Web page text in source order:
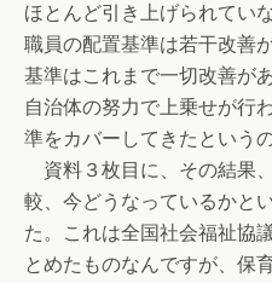
ほとんど引き上げられてい
職員の配置基準は若干改善
基準はこれまで一切改善が
自治体の努力で上乗せが行
準をカバーしてきたという
資料３枚目に、その結果
較、今どうなっているかと
た。これは全国社会福祉協
とめたものなんですが、保